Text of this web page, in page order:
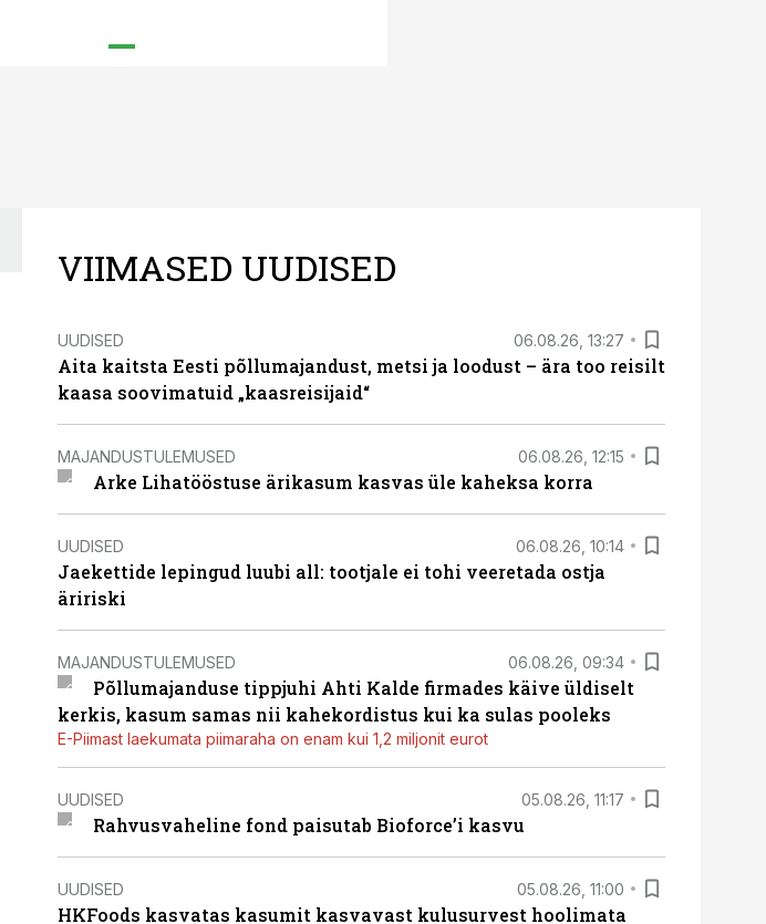
VIIMASED UUDISED
UUDISED 06.08.26, 13:27
Aita kaitsta Eesti põllumajandust, metsi ja loodust – ära too reisilt
kaasa soovimatuid „kaasreisijaid“
MAJANDUSTULEMUSED 06.08.26, 12:15
Arke Lihatööstuse ärikasum kasvas üle kaheksa korra
UUDISED 06.08.26, 10:14
Jaekettide lepingud luubi all: tootjale ei tohi veeretada ostja
äririski
MAJANDUSTULEMUSED 06.08.26, 09:34
Põllumajanduse tippjuhi Ahti Kalde firmades käive üldiselt
kerkis, kasum samas nii kahekordistus kui ka sulas pooleks
E-Piimast laekumata piimaraha on enam kui 1,2 miljonit eurot
UUDISED 05.08.26, 11:17
Rahvusvaheline fond paisutab Bioforce’i kasvu
UUDISED 05.08.26, 11:00
HKFoods kasvatas kasumit kasvavast kulusurvest hoolimata